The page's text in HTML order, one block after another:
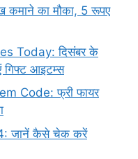
का मौका, 5 रूपए
Today: दिसंबर के
गिफ्ट आइटम्स
Code: फ्री फायर
जानें कैसे चेक करें